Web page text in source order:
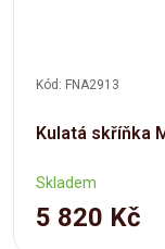
Kód: FNA2913
Kulatá skříňka
Skladem
5 820 Kč